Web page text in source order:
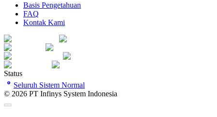
Basis Pengetahuan
FAQ
Kontak Kami
Status
Seluruh Sistem Normal
© 2026 PT Infinys System Indonesia